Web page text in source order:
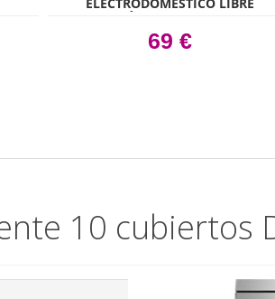
INSTALACIÓN, SUBIDA Y RECOGIDA
ELECTRODOMÉSTICO, INCLUYE LA
RETIRADA DEL VIEJO
69 €